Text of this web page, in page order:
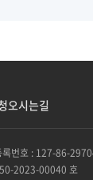
오시는길
록번호 : 127-86-
2023-00040 호